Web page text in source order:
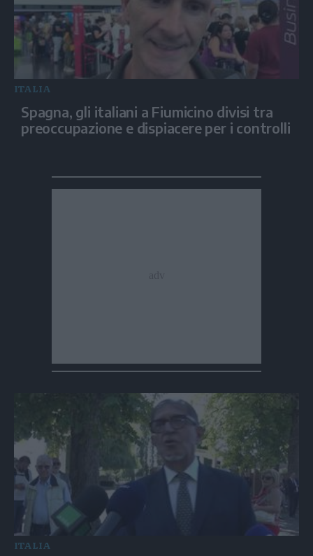
ITALIA
Spagna, gli italiani a Fiumicino divisi tra
preoccupazione e dispiacere per i controlli
ITALIA